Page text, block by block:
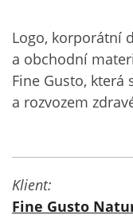
Logo, korporátní
a obchodní
Fine Gusto,
a rozvozem
Klient:
Fine Gusto